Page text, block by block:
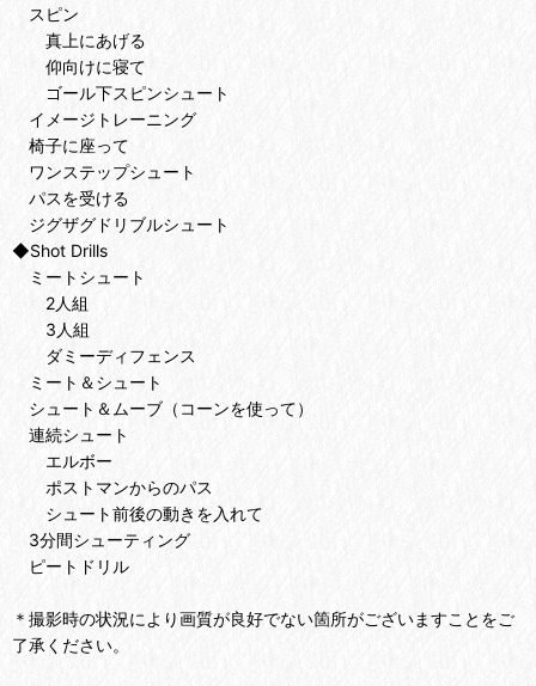
スピン
真上にあげる
仰向けに寝て
ゴール下スピンシュート
イメージトレーニング
椅子に座って
ワンステップシュート
パスを受ける
ジグザグドリブルシュート
◆Shot Drills
ミートシュート
2人組
3人組
ダミーディフェンス
ミート＆シュート
シュート＆ムーブ（コーンを使って）
連続シュート
エルボー
ポストマンからのパス
シュート前後の動きを入れて
3分間シューティング
ピートドリル
＊撮影時の状況により画質が良好でない箇所がございますことをご
了承ください。